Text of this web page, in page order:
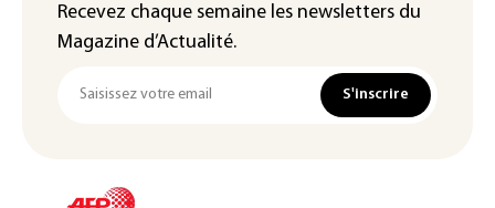
Recevez chaque semaine les newsletters du
Magazine d’Actualité.
S'inscrire